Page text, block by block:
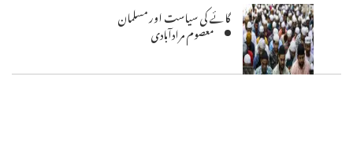
گائے کی سیاست اور مسلمان
معصوم مرادآبادی